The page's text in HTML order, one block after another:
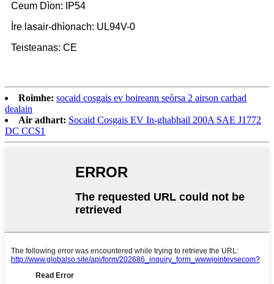
Ceum Dìon: IP54
Ìre lasair-dhìonach: UL94V-0
Teisteanas: CE
Roimhe: socaid cosgais ev boireann seòrsa 2 airson carbad
dealain
Air adhart: Socaid Cosgais EV In-ghabhail 200A SAE J1772
DC CCS1